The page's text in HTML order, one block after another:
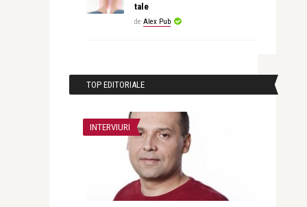
tale
de Alex Pub
TOP EDITORIALE
INTERVIURI